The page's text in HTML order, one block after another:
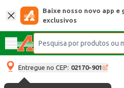
Baixe nosso novo app e
exclusivos
Entregue no CEP: 02170-901